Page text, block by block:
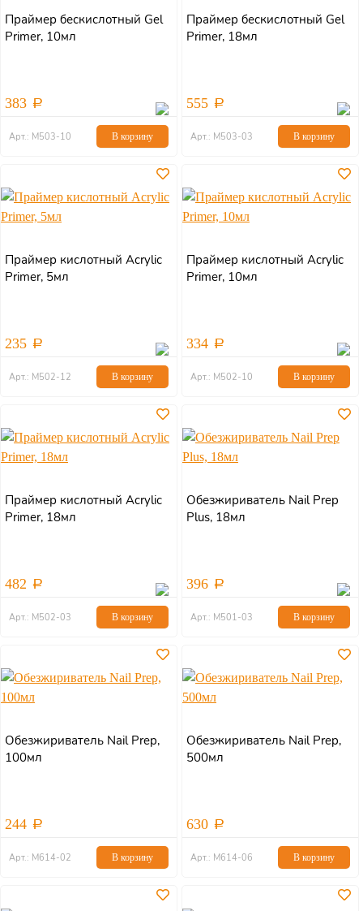
Праймер бескислотный Gel
Primer, 10мл
383
Арт.: М503-10 В корзину
Праймер бескислотный Gel
Primer, 18мл
555
Арт.: М503-03 В корзину
Праймер кислотный Acryliс
Primer, 5мл
235
Арт.: М502-12 В корзину
Праймер кислотный Acryliс
Primer, 10мл
334
Арт.: М502-10 В корзину
Праймер кислотный Acryliс
Primer, 18мл
482
Арт.: М502-03 В корзину
Обезжириватель Nail Prep
Plus, 18мл
396
Арт.: М501-03 В корзину
Обезжириватель Nail Prep,
100мл
244
Арт.: М614-02 В корзину
Обезжириватель Nail Prep,
500мл
630
Арт.: М614-06 В корзину